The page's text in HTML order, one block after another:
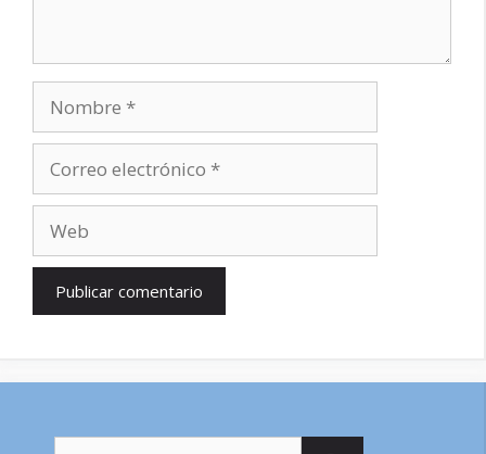
electrónico